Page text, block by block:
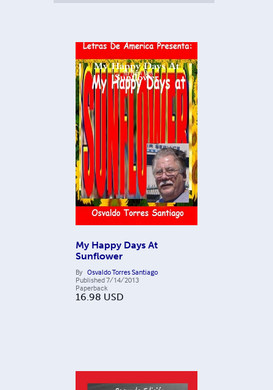
My Happy Days At
Sunflower
By Osvaldo Torres Santiago
Published7/14/2013
Paperback
16.98 USD